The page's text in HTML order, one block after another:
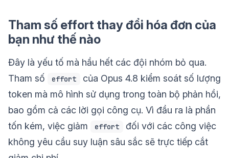
Tham số effort thay đổi hóa đơn của
bạn như thế nào
Đây là yếu tố mà hầu hết các đội nhóm bỏ qua.
Tham số
effort
của Opus 4.8 kiểm soát số lượng
token mà mô hình sử dụng trong toàn bộ phản hồi,
bao gồm cả các lời gọi công cụ. Vì đầu ra là phần
tốn kém, việc giảm
effort
đối với các công việc
không yêu cầu suy luận sâu sắc sẽ trực tiếp cắt